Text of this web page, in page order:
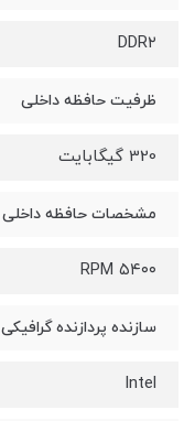
DDR۲
ظرفیت حافظه داخلی
320 گیگابایت
مشخصات حافظه داخلی
۵۴۰۰ RPM
سازنده پردازنده گرافیکی
Intel